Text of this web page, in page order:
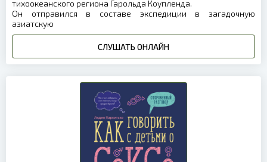
тихоокеанского региона Гарольда Коупленда.
Он отправился в составе экспедиции в загадочную
азиатскую
СЛУШАТЬ ОНЛАЙН